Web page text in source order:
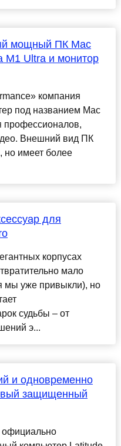
мощный ПК Mac
M1 Ultra и монитор
компания
под названием Mac
профессионалов,
Внешний вид ПК
но имеет более
для
корпусах
мало
мы уже привыкли), но
судьбы – от
э...
и одновременно
защищенный
официально